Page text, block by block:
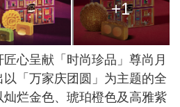
+1
心呈献「时尚珍品」尊尚月
「万家庆团圆」为主题的全
烂金色、琥珀橙色及高雅紫